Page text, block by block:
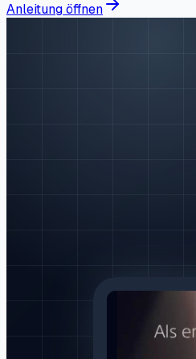
Anleitung öffnen